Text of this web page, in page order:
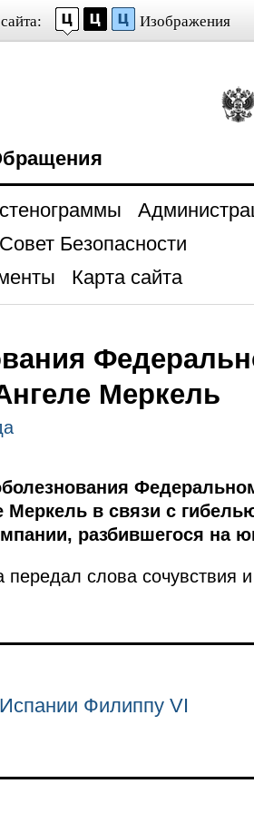
Изображения
Совет Безопасности
Карта сайта
Меркель
Меркель в связи с
разбившегося на
передал слова
Филиппу VI